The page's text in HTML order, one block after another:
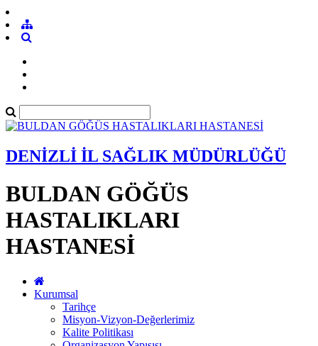
DENİZLİ İL SAĞLIK MÜDÜRLÜĞÜ
BULDAN GÖĞÜS
HASTALIKLARI
HASTANESİ
Kurumsal
Tarihçe
Misyon-Vizyon-Değerlerimiz
Kalite Politikası